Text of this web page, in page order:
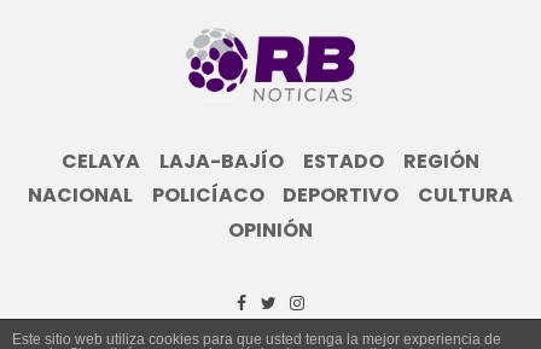
CELAYA LAJA-BAJÍO ESTADO
REGIÓN
NACIONAL
POLICÍACO DEPORTIVO
CULTURA
OPINIÓN
Este sitio web utiliza cookies para que usted tenga la mejor experiencia de